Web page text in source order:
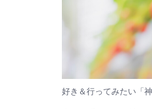
好き＆行ってみたい「